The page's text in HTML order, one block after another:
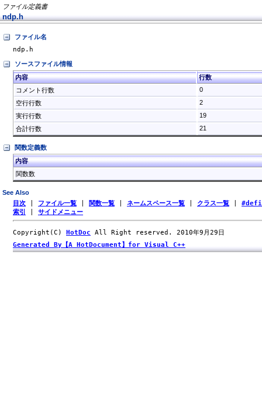
ファイル定義書
ndp.h
ファイル名
ndp.h
ソースファイル情報
内容
行数
コメント行数
0
空行行数
2
実行行数
19
合計行数
21
関数定義数
内容
関数数
See Also
目次 ファイル一覧 関数一覧 ネームスペース一覧 クラス一覧
索引
サイドメニュー
Copyright(C) HotDoc All Right reserved. 2010年9月29日
Generated By【A HotDocument】for Visual C++